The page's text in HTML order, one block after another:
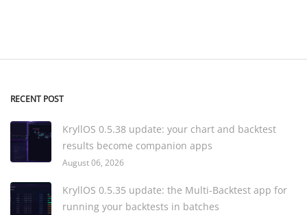
RECENT POST
KryllOS 0.5.38 update: your chart and backtest
results become companion apps
August 06, 2026
KryllOS 0.5.35 update: the Multi-Backtest app for
running your backtests in batches